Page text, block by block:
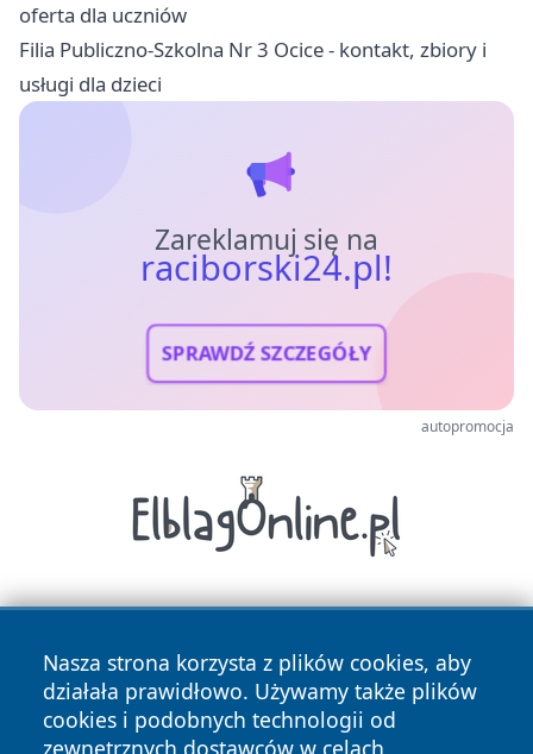
oferta dla uczniów
Filia Publiczno-Szkolna Nr 3 Ocice - kontakt, zbiory i
usługi dla dzieci
Zareklamuj się na
raciborski24.pl!
SPRAWDŹ SZCZEGÓŁY
autopromocja
Nasza strona korzysta z plików cookies, aby
działała prawidłowo. Używamy także plików
cookies i podobnych technologii od
zewnętrznych dostawców w celach